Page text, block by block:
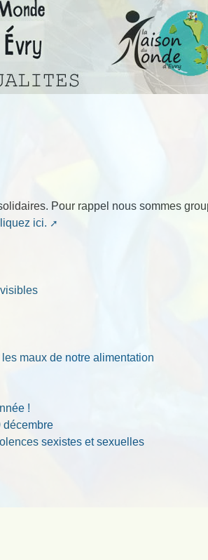
Pour rappel nous sommes
ici.
maux de notre alimentation
!
décembre
sexistes et sexuelles